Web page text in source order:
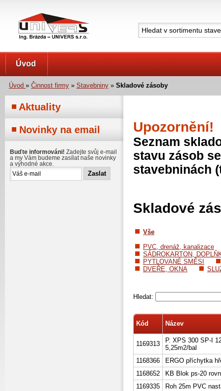
Úvod
Úvod » Činnost firmy » Stavebniny » Skladové zásoby
Upozornění!
Seznam
stavu zásob
stavebninách
Skladové
Vše
PVC, drenáž, kanalizace
SÁDROKARTON,
PYTLOVANÉ SMĚSI
DVEŘE, OKNA
Hledat:
Kód Název
1169313
P. XPS 300 SP-I
5,25m2/bal
1168366
ERGO příchytka
1168652
KB Blok ps-20
1169335
Roh 25m PVC
Aktuality
Novinky na email
Buďte informováni! Zadejte svůj e-mail
a my Vám budeme zasílat naše novinky
a výhodné akce.